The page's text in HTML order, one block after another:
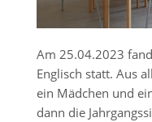
Am 25.04.2023
Englisch statt. Aus
ein Mädchen und
dann die